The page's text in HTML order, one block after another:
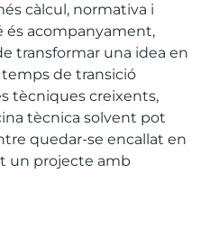
càlcul, normativa i
acompanyament,
transformar una idea en
de transició
tècniques creixents,
tècnica solvent pot
quedar-se encallat en
un projecte amb